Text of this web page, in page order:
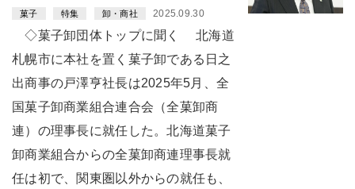
菓子 特集 卸・商社 2025.09.30
◇菓子卸団体トップに聞く 北海道
札幌市に本社を置く菓子卸である日之
出商事の戸澤亨社長は2025年5月、全
国菓子卸商業組合連合会（全菓卸商
連）の理事長に就任した。北海道菓子
卸商業組合からの全菓卸商連理事長就
任は初で、関東圏以外からの就任も、